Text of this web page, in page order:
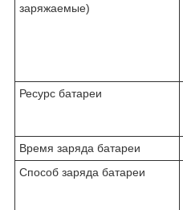
заряжаемые)
Ресурс батареи
Время заряда батареи
Способ заряда батареи